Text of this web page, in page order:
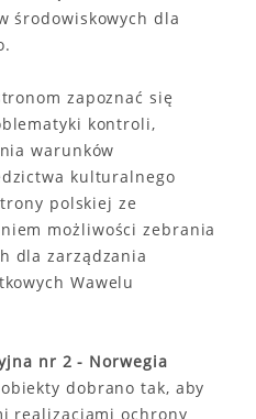
środowiskowych dla
zapoznać się
kontroli,
warunków
kulturalnego
polskiej ze
możliwości zebrania
dla zarządzania
Wawelu
nr 2 - Norwegia
dobrano tak, aby
realizacjami ochrony